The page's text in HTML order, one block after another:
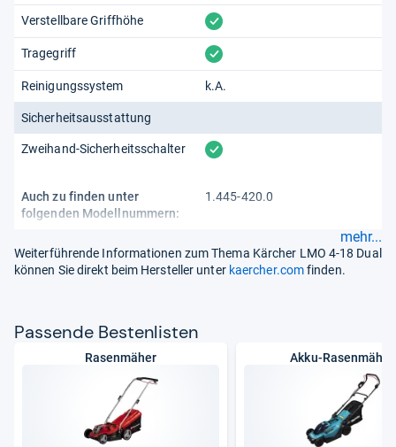
Verstellbare Griffhöhe vorhanden
Tragegriff vorhanden
Reinigungssystem k.A.
Sicherheitsausstattung
Zweihand-Sicherheitsschalter vorhanden
Auch zu finden unter
folgenden Modellnummern:
1.445-420.0
mehr...
Weiterführende Informationen zum Thema Kärcher LMO 4-18 Dual
können Sie direkt beim Hersteller unter kaercher.comfinden.
Pas­sende Bes­ten­lis­ten
Rasenmäher Akku-Rasenmäher